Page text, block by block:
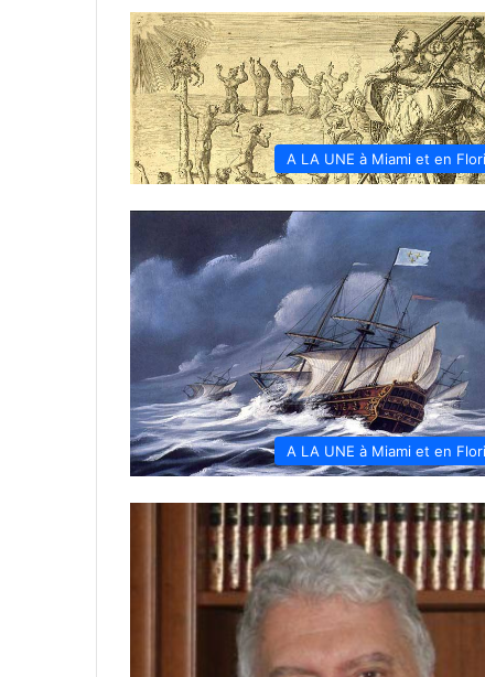
A LA UNE à Miami et en
A LA UNE à Miami et en